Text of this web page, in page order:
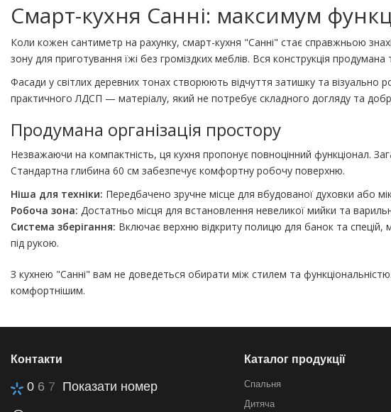
Смарт-кухня Санні: максимум
Коли кожен сантиметр на рахунку, смарт-кухня "Санні" стає справжньою
зону для приготування їжі без громіздких меблів. Вся конструкція
Фасади у світлих деревних тонах створюють відчуття затишку та
практичного ЛДСП — матеріалу, який не потребує складного догляду та добре
Продумана організація простору
Незважаючи на компактність, ця кухня пропонує повноцінний функціонал.
Стандартна глибина 60 см забезпечує комфортну робочу поверхню.
Ніша для техніки: Передбачено зручне місце для вбудованої духовки або
Робоча зона: Достатньо місця для встановлення невеликої мийки та
Система зберігання: Включає верхню відкриту полицю для банок та спецій,
під рукою.
З кухнею "Санні" вам не доведеться обирати між стилем та
комфортнішим.
Контакти
0 6 7 Показати номер
Каталог продукції
Спальня
Дитяча